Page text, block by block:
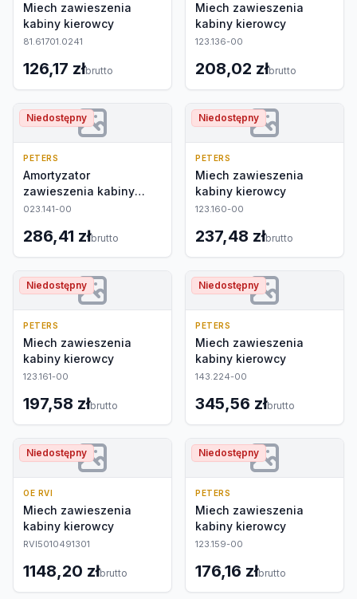
Miech zawieszenia
kabiny kierowcy
81.61701.0241
126,17 złbrutto
Miech zawieszenia
kabiny kierowcy
123.136-00
208,02 złbrutto
Niedostępny
PETERS
Amortyzator
zawieszenia kabiny
kierowcy
023.141-00
286,41 złbrutto
Niedostępny
PETERS
Miech zawieszenia
kabiny kierowcy
123.160-00
237,48 złbrutto
Niedostępny
PETERS
Miech zawieszenia
kabiny kierowcy
123.161-00
197,58 złbrutto
Niedostępny
PETERS
Miech zawieszenia
kabiny kierowcy
143.224-00
345,56 złbrutto
Niedostępny
OE RVI
Miech zawieszenia
kabiny kierowcy
RVI5010491301
1148,20 złbrutto
Niedostępny
PETERS
Miech zawieszenia
kabiny kierowcy
123.159-00
176,16 złbrutto